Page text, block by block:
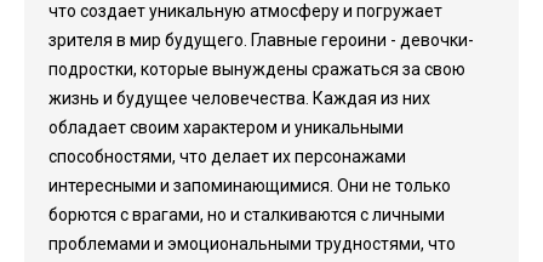
что создает уникальную атмосферу и погружает
зрителя в мир будущего. Главные героини - девочки-
подростки, которые вынуждены сражаться за свою
жизнь и будущее человечества. Каждая из них
обладает своим характером и уникальными
способностями, что делает их персонажами
интересными и запоминающимися. Они не только
борются с врагами, но и сталкиваются с личными
проблемами и эмоциональными трудностями, что